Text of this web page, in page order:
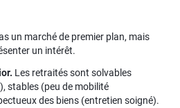
un marché de premier plan, mais
un intérêt.
Les retraités sont solvables
stables (peu de mobilité
des biens (entretien soigné).